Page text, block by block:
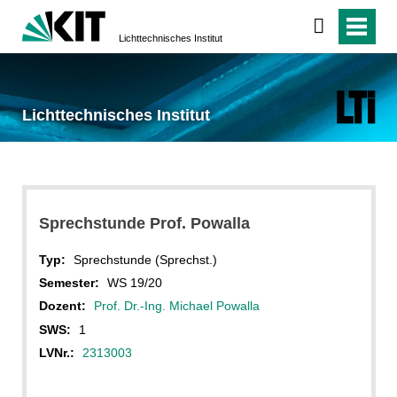
Lichttechnisches Institut
Lichttechnisches Institut
Sprechstunde Prof. Powalla
Typ:
Sprechstunde (Sprechst.)
Semester:
WS 19/20
Dozent:
Prof. Dr.-Ing. Michael Powalla
SWS:
1
LVNr.:
2313003